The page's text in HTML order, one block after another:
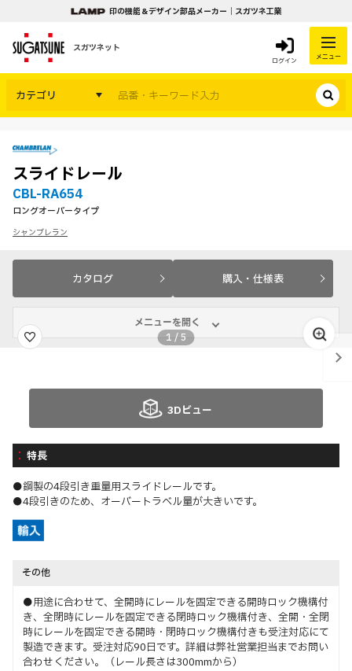
印の機能＆デザイン部品メーカー｜スガツネ工業
スガツネット
ログイン メニュー
カテゴリ
スライドレール
CBL-RA654
ロングオーバータイプ
シャンブレラン
カタログ 購入・仕様表
メニューを開く
1 /5
3Dビュー
特長
●鋼製の4段引き重量用スライドレールです。
●4段引きのため、オーバートラベル量が大きいです。
その他
●用途に合わせて、全開時にレールを固定できる開時ロック機構付
き、全閉時にレールを固定できる閉時ロック機構付き、全開・全閉
時にレールを固定できる開時・閉時ロック機構付きも受注対応にて
製造できます。受注対応90日です。詳細は弊社営業担当までお問い
合わせください。（レール長さは300mmから）